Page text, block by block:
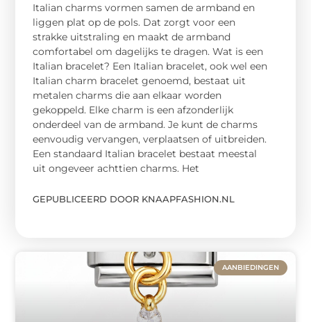
Italian charms vormen samen de armband en
liggen plat op de pols. Dat zorgt voor een
strakke uitstraling en maakt de armband
comfortabel om dagelijks te dragen. Wat is een
Italian bracelet? Een Italian bracelet, ook wel een
Italian charm bracelet genoemd, bestaat uit
metalen charms die aan elkaar worden
gekoppeld. Elke charm is een afzonderlijk
onderdeel van de armband. Je kunt de charms
eenvoudig vervangen, verplaatsen of uitbreiden.
Een standaard Italian bracelet bestaat meestal
uit ongeveer achttien charms. Het
GEPUBLICEERD DOOR KNAAPFASHION.NL
AANBIEDINGEN